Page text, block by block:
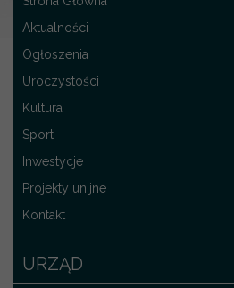
Aktualności
Ogłoszenia
Uroczystości
Kultura
Sport
Inwestycje
Projekty unijne
Kontakt
URZĄD